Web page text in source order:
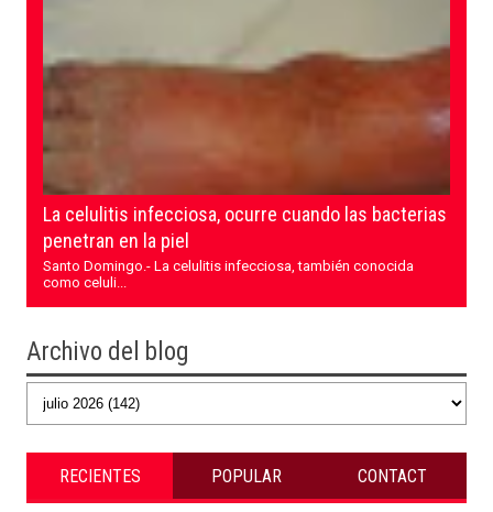
La celulitis infecciosa, ocurre cuando las bacterias
penetran en la piel
Santo Domingo.- La celulitis infecciosa, también conocida
como celuli...
Archivo del blog
RECIENTES POPULAR CONTACT